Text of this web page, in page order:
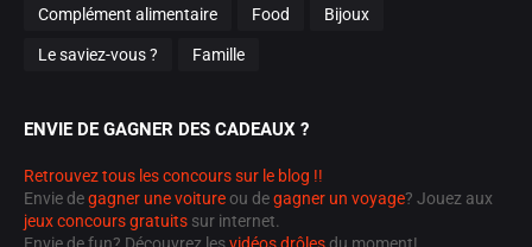
Complément alimentaire Food Bijoux
Le saviez-vous ? Famille
ENVIE DE GAGNER DES CADEAUX ?
Retrouvez tous les concours sur le blog !!
Envie degagner une voiture ou degagner un voyage? Jouez aux
jeux concours gratuits sur internet.